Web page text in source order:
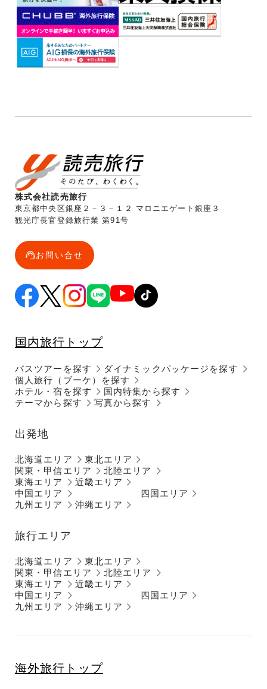
株式会社読売旅行
東京都中央区銀座２－３－１２ マロニエゲート銀座３
観光庁長官登録旅行業 第91号
お問い合せ
国内旅行トップ
バスツアーを探す
個人旅行（ブーケ）を探す
ダイナミックパッケージを探す
ホテル・宿を探す
国内特集から探す
テーマから探す
写真から探す
出発地
北海道エリア
東北エリア
関東・甲信エリア
北陸エリア
東海エリア
近畿エリア
中国エリア
四国エリア
九州エリア
沖縄エリア
旅行エリア
北海道エリア
東北エリア
関東・甲信エリア
北陸エリア
東海エリア
近畿エリア
中国エリア
四国エリア
九州エリア
沖縄エリア
海外旅行トップ